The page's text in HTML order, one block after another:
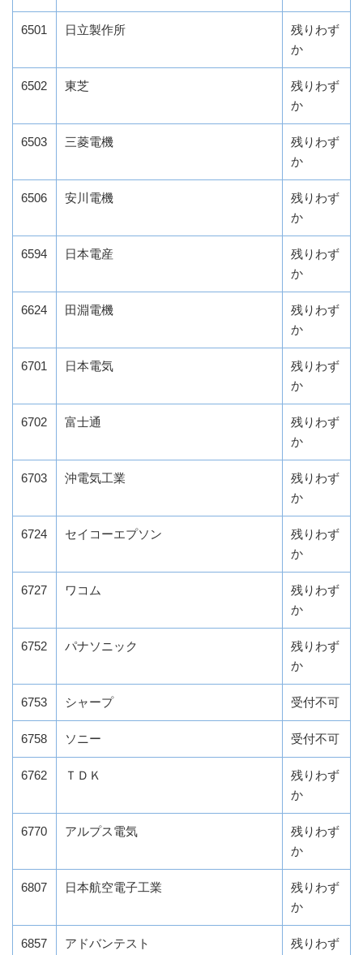
6501 日立製作所
残りわず
か
6502 東芝
残りわず
か
6503 三菱電機
残りわず
か
6506 安川電機
残りわず
か
6594 日本電産
残りわず
か
6624 田淵電機
残りわず
か
6701 日本電気
残りわず
か
6702 富士通
残りわず
か
6703 沖電気工業
残りわず
か
6724 セイコーエプソン
残りわず
か
6727 ワコム
残りわず
か
6752 パナソニック
残りわず
か
6753 シャープ 受付不可
6758 ソニー 受付不可
6762 ＴＤＫ
残りわず
か
6770 アルプス電気
残りわず
か
6807 日本航空電子工業
残りわず
か
6857 アドバンテスト
残りわず